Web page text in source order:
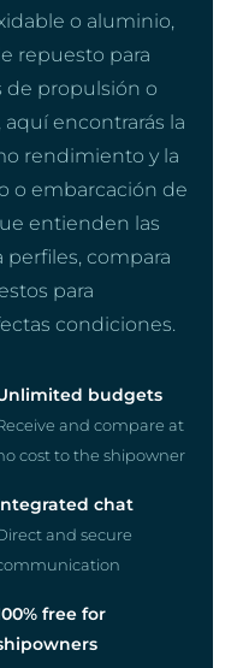
o aluminio,
repuesto para
de propulsión o
encontrarás la
rendimiento y la
o embarcación de
entienden las
perfiles, compara
para
condiciones.
budgets
and compare at
cost to the shipowner
chat
and secure
free for